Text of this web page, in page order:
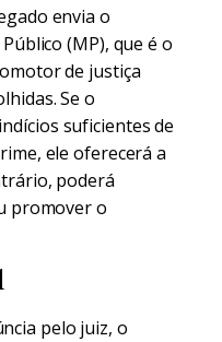
envia o
(MP), que é o
de justiça
Se o
suficientes de
ele oferecerá a
poderá
promover o
pelo juiz, o